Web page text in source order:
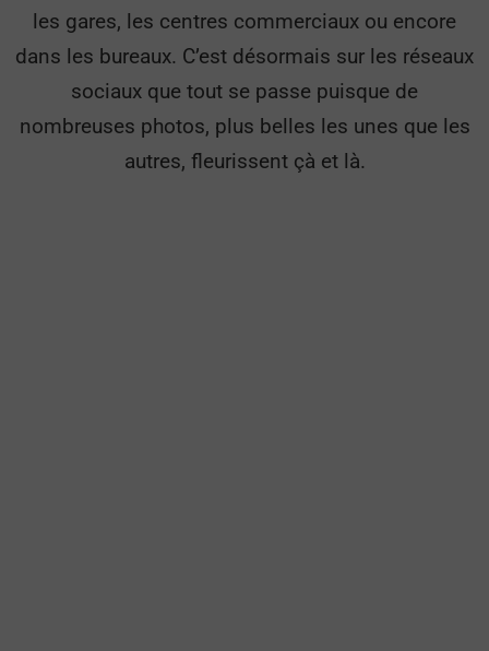
les gares, les centres commerciaux ou encore
dans les bureaux. C’est désormais sur les réseaux
sociaux que tout se passe puisque de
nombreuses photos, plus belles les unes que les
autres, fleurissent çà et là.